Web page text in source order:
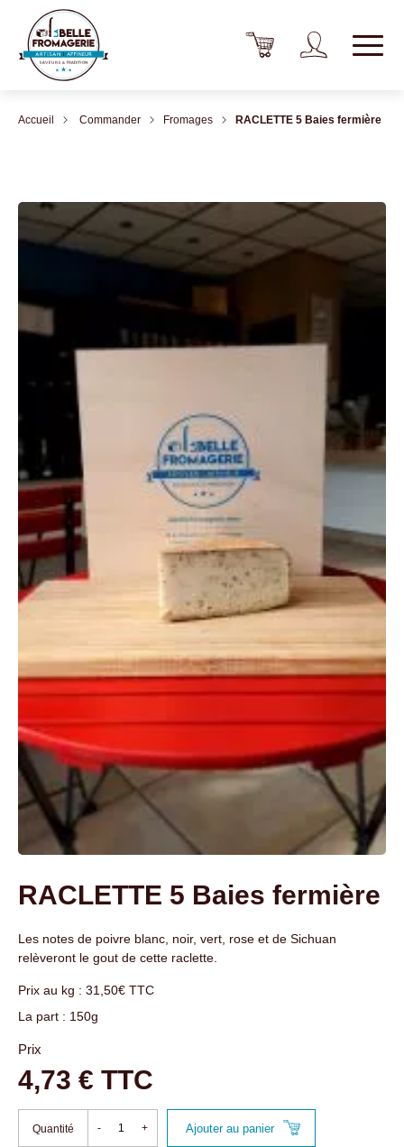
Accueil Commander Fromages RACLETTE 5 Baies fermière
RACLETTE 5 Baies fermière
Les notes de poivre blanc, noir, vert, rose et de Sichuan
relèveront le gout de cette raclette.
Prix au kg : 31,50€ TTC
La part : 150g
Prix
4,73 € TTC
Quantité - + Ajouter au panier